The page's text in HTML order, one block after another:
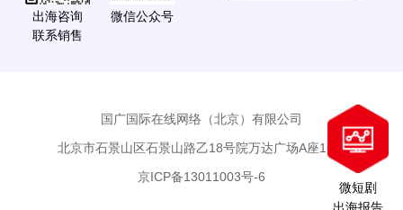
微短剧
出海咨询
联系销售
微信公众号
国广国际在线网络（北京）有限公司
北京市石景山区石景山路乙18号院万达广场A座16层
京ICP备13011003号-6